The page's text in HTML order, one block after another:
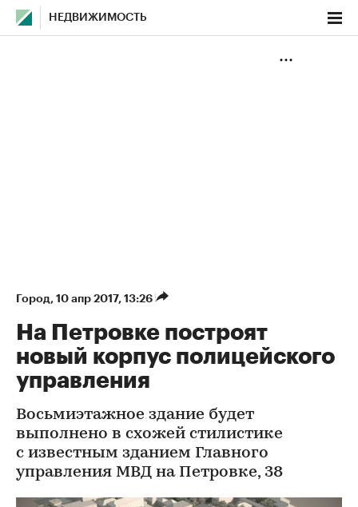
НЕДВИЖИМОСТЬ
Город⁠, 10 апр 2017, 13:26
На Петровке построят
новый корпус полицейского
управления
Восьмиэтажное здание будет
выполнено в схожей стилистике
с известным зданием Главного
управления МВД на Петровке, 38